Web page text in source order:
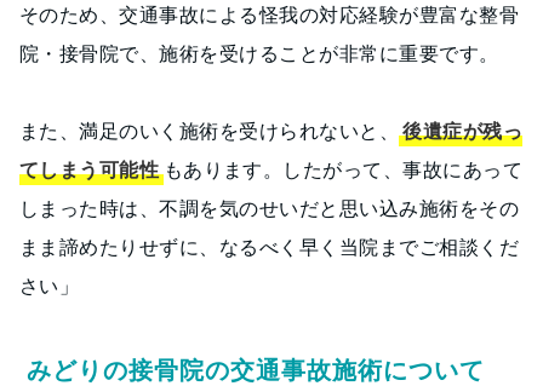
そのため、交通事故による怪我の対応経験が豊富な整骨
院・接骨院で、施術を受けることが非常に重要です。
また、満足のいく施術を受けられないと、後遺症が残っ
てしまう可能性もあります。したがって、事故にあって
しまった時は、不調を気のせいだと思い込み施術をその
まま諦めたりせずに、なるべく早く当院までご相談くだ
さい」
みどりの接骨院の交通事故施術について